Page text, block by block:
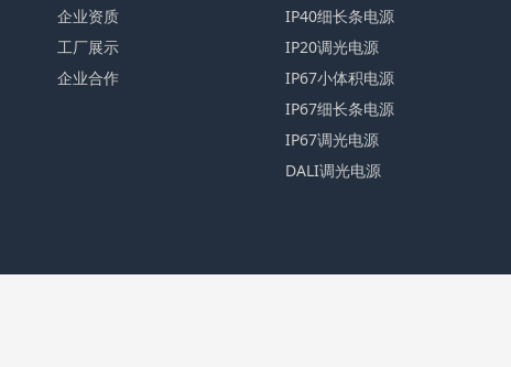
企业资质
工厂展示
企业合作
IP40细长条电源
IP20调光电源
IP67小体积电源
IP67细长条电源
IP67调光电源
DALI调光电源